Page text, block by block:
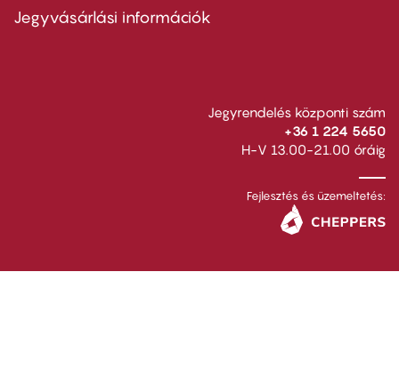
second
Jegyvásárlási információk
Jegyrendelés központi szám
+36 1 224 5650
H-V 13.00-21.00 óráig
Fejlesztés és üzemeltetés: